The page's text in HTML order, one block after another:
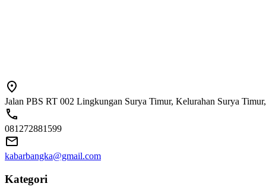
Jalan PBS RT 002 Lingkungan Surya Timur, Kelurahan Surya
081272881599
kabarbangka@gmail.com
Kategori